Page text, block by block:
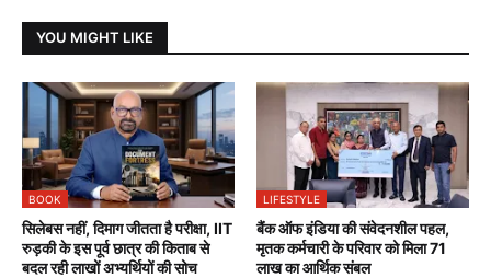
YOU MIGHT LIKE
BOOK
सिलेबस नहीं, दिमाग जीतता है परीक्षा, IIT
रुड़की के इस पूर्व छात्र की किताब से
बदल रही लाखों अभ्यर्थियों की सोच
LIFESTYLE
बैंक ऑफ इंडिया की संवेदनशील पहल,
मृतक कर्मचारी के परिवार को मिला 71
लाख का आर्थिक संबल